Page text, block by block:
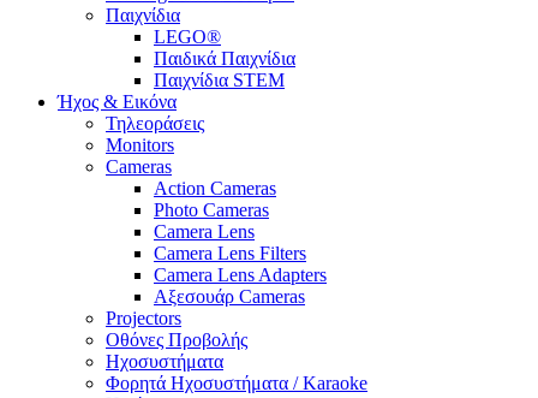
Παιχνίδια
LEGO®
Παιδικά Παιχνίδια
Παιχνίδια STEM
Ήχος & Εικόνα
Τηλεοράσεις
Monitors
Cameras
Action Cameras
Photo Cameras
Camera Lens
Camera Lens Filters
Camera Lens Adapters
Αξεσουάρ Cameras
Projectors
Οθόνες Προβολής
Ηχοσυστήματα
Φορητά Ηχοσυστήματα / Karaoke